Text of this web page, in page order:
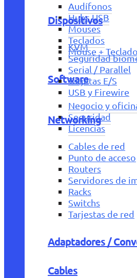
Audífonos
Hubs USB
Mouses
Teclados
Mouse + Teclado
Software
Negocio y
Seguridad
Licencias
Dispositivos
KVM
Seguridad
Serial / Parallel
Tarjetas E/S
USB y Firewire
Networking
Cables de red
Punto de acceso
Routers
Servidores de
Racks
Switchs
Tarjestas de red
Adaptadores /
Cables